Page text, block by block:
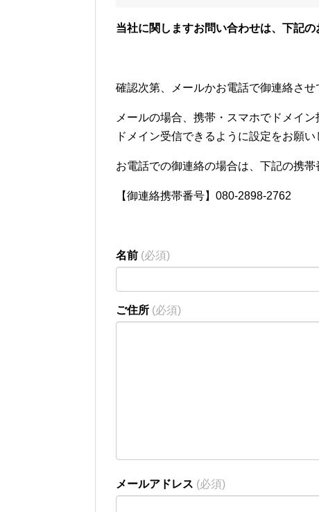
当社に関しますお問い合わせは、下記
確認次第、メールかお電話で御連絡させ
メールの場合、携帯・スマホでドメイ
ドメイン受信できるように設定をお願い
お電話での御連絡の場合は、下記の携帯
【御連絡携帯番号】080-2898-2762
名前 (必須)
ご住所 (必須)
メールアドレス (必須)